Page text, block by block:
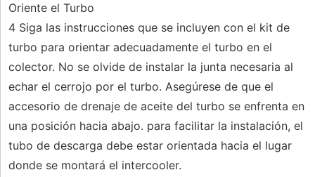
Oriente el Turbo
4 Siga las instrucciones que se incluyen con el kit de
turbo para orientar adecuadamente el turbo en el
colector. No se olvide de instalar la junta necesaria al
echar el cerrojo por el turbo. Asegúrese de que el
accesorio de drenaje de aceite del turbo se enfrenta en
una posición hacia abajo. para facilitar la instalación, el
tubo de descarga debe estar orientada hacia el lugar
donde se montará el intercooler.